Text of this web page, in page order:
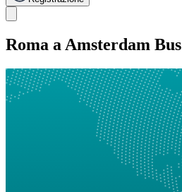
Roma a Amsterdam Bus